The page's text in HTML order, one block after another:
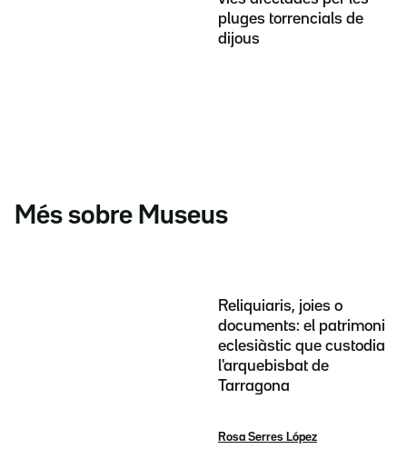
pluges torrencials de
dijous
Més sobre Museus
Reliquiaris, joies o
documents: el patrimoni
eclesiàstic que custodia
l'arquebisbat de
Tarragona
Rosa Serres López